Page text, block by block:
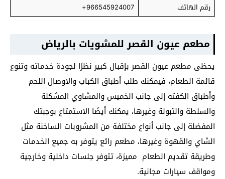
رقم الهاتف
966545924007+
مطعم عيون القصر للمشويات بالرياض
يحظى مطعم عيون القصر بإقبال كبير نظرًا لجودة خدماته وتنوع
قائمة الطعام، فيمكنك طلب أطباق الكباب والاوصال اللحم
وأطباق الكفته إلى جانب الخميس والمشاوي المشكلة
والسلطة والتبولة وغيرها، يمكنك أيضَا الاستمتاع بوجبتك
المفضلة إلى جانب أنواع مختلفة من المشروبات الساخنة مثل
الشاي والقهوة وغيرها، مطعم رائع يتوفر به جميع الخدمات
وطريقة تقديم الطعام مميزة، تتوفر جلسات داخلية وخارجية
ومواقف سيارات مجانية.